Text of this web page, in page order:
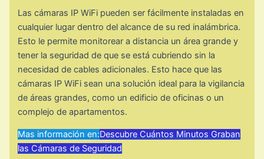
Las cámaras IP WiFi pueden ser fácilmente instaladas en
cualquier lugar dentro del alcance de su red inalámbrica.
Esto le permite monitorear a distancia un área grande y
tener la seguridad de que se está cubriendo sin la
necesidad de cables adicionales. Esto hace que las
cámaras IP WiFi sean una solución ideal para la vigilancia
de áreas grandes, como un edificio de oficinas o un
complejo de apartamentos.
Mas información en:Descubre Cuántos Minutos Graban
las Cámaras de Seguridad